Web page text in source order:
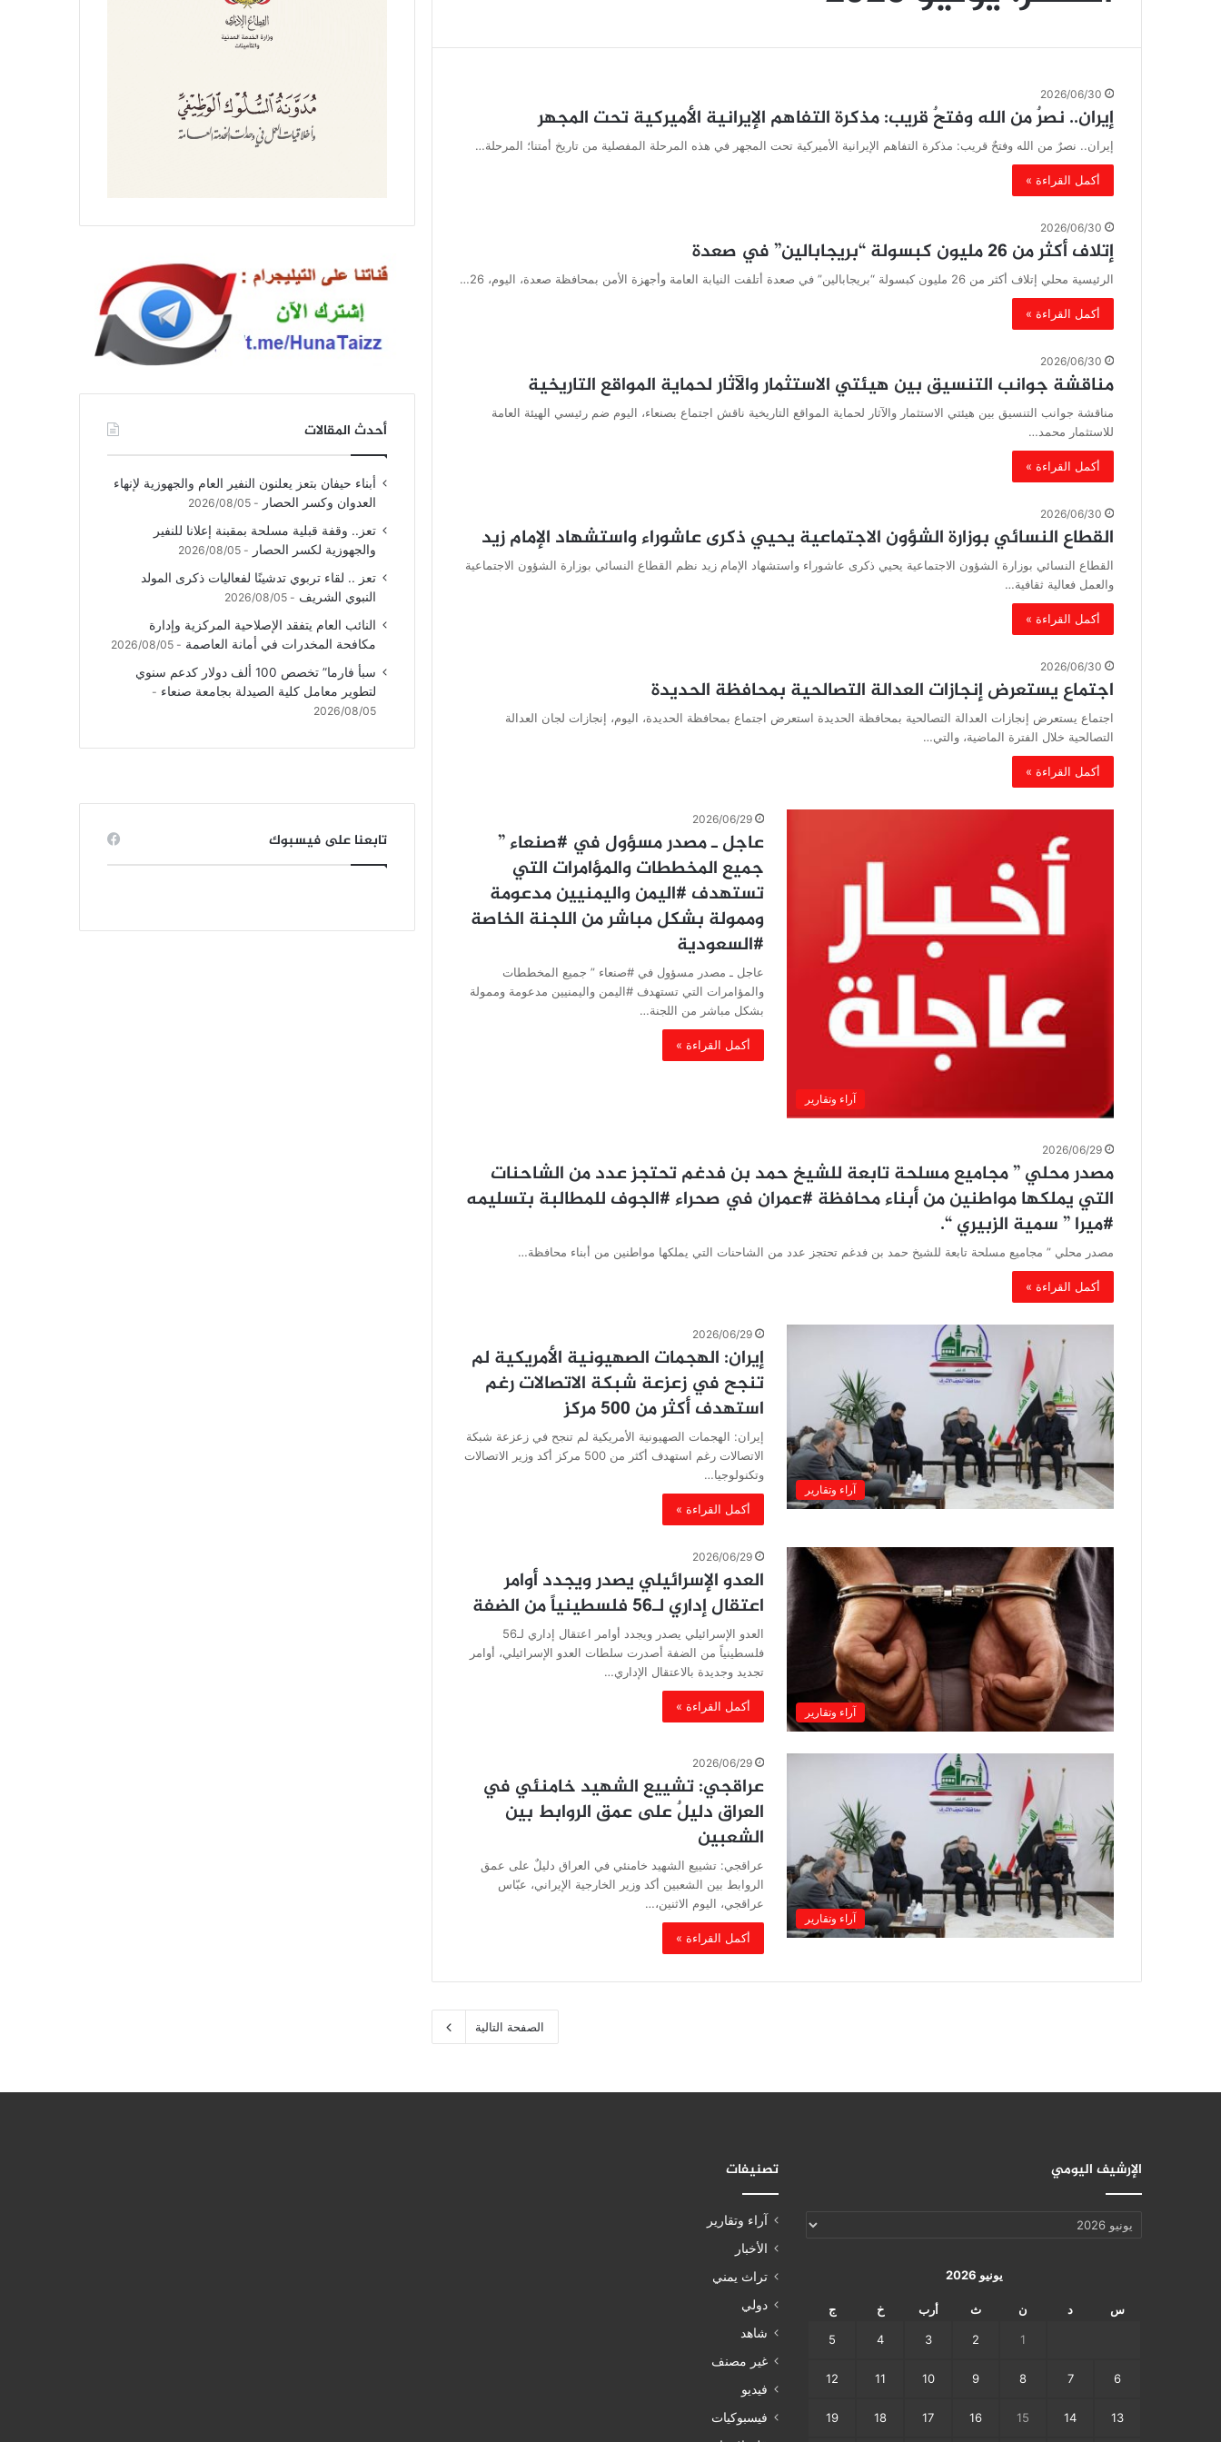
2026/06/30
إيران.. نصرٌ من الله وفتحٌ قريب: مذكرة التفاهم الإيرانية الأميركية تحت المجهر
إيران.. نصرٌ من الله وفتحٌ قريب: مذكرة التفاهم الإيرانية الأميركية تحت المجهر في هذه المرحلة المفصلية من تاريخ أمتنا؛ المرحلة…
أكمل القراءة »
2026/06/30
إتلاف أكثر من 26 مليون كبسولة “بريجابالين” في صعدة
الرئيسية محلي إتلاف أكثر من 26 مليون كبسولة “بريجابالين” في صعدة أتلفت النيابة العامة وأجهزة الأمن بمحافظة صعدة، اليوم، 26…
أكمل القراءة »
2026/06/30
مناقشة جوانب التنسيق بين هيئتي الاستثمار والآثار لحماية المواقع التاريخية
مناقشة جوانب التنسيق بين هيئتي الاستثمار والآثار لحماية المواقع التاريخية ناقش اجتماع بصنعاء، اليوم ضم رئيسي الهيئة العامة
للاستثمار محمد…
أكمل القراءة »
2026/06/30
القطاع النسائي بوزارة الشؤون الاجتماعية يحيي ذكرى عاشوراء واستشهاد الإمام زيد
القطاع النسائي بوزارة الشؤون الاجتماعية يحيي ذكرى عاشوراء واستشهاد الإمام زيد نظم القطاع النسائي بوزارة الشؤون الاجتماعية
والعمل فعالية ثقافية…
أكمل القراءة »
2026/06/30
اجتماع يستعرض إنجازات العدالة التصالحية بمحافظة الحديدة
اجتماع يستعرض إنجازات العدالة التصالحية بمحافظة الحديدة استعرض اجتماع بمحافظة الحديدة، اليوم، إنجازات لجان العدالة
التصالحية خلال الفترة الماضية، والتي…
أكمل القراءة »
آراء وتقارير
2026/06/29
عاجل ـ مصدر مسؤول في #صنعاء ”
جميع المخططات والمؤامرات التي
تستهدف #اليمن واليمنيين مدعومة
وممولة بشكل مباشر من اللجنة الخاصة
#السعودية
عاجل ـ مصدر مسؤول في #صنعاء ” جميع المخططات
والمؤامرات التي تستهدف #اليمن واليمنيين مدعومة وممولة
بشكل مباشر من اللجنة…
أكمل القراءة »
2026/06/29
مصدر محلي ” مجاميع مسلحة تابعة للشيخ حمد بن فدغم تحتجز عدد من الشاحنات
التي يملكها مواطنين من أبناء محافظة #عمران في صحراء #الجوف للمطالبة بتسليمه
#ميرا ” سمية الزبيري “.
مصدر محلي ” مجاميع مسلحة تابعة للشيخ حمد بن فدغم تحتجز عدد من الشاحنات التي يملكها مواطنين من أبناء محافظة…
أكمل القراءة »
آراء وتقارير
2026/06/29
إيران: الهجمات الصهيونية الأمريكية لم
تنجح في زعزعة شبكة الاتصالات رغم
استهدف أكثر من 500 مركز
إيران: الهجمات الصهيونية الأمريكية لم تنجح في زعزعة شبكة
الاتصالات رغم استهدف أكثر من 500 مركز أكد وزير الاتصالات
وتكنولوجيا…
أكمل القراءة »
آراء وتقارير
2026/06/29
العدو الإسرائيلي يصدر ويجدد أوامر
اعتقال إداري لـ56 فلسطينياً من الضفة
العدو الإسرائيلي يصدر ويجدد أوامر اعتقال إداري لـ56
فلسطينياً من الضفة أصدرت سلطات العدو الإسرائيلي، أوامر
تجديد وجديدة بالاعتقال الإداري…
أكمل القراءة »
آراء وتقارير
2026/06/29
عراقجي: تشييع الشهيد خامنئي في
العراق دليلٌ على عمق الروابط بين
الشعبين
عراقجي: تشييع الشهيد خامنئي في العراق دليلٌ على عمق
الروابط بين الشعبين أكد وزير الخارجية الإيراني، عبّاس
عراقجي، اليوم الاثنين،…
أكمل القراءة »
الصفحة التالية
أحدث المقالات
أبناء حيفان بتعز يعلنون النفير العام والجهوزية لإنهاء
العدوان وكسر الحصار
2026/08/05
تعز.. وقفة قبلية مسلحة بمقبنة إعلانا للنفير
والجهوزية لكسر الحصار
2026/08/05
تعز .. لقاء تربوي تدشينًا لفعاليات ذكرى المولد
النبوي الشريف
2026/08/05
النائب العام يتفقد الإصلاحية المركزية وإدارة
مكافحة المخدرات في أمانة العاصمة
2026/08/05
سبأ فارما” تخصص 100 ألف دولار كدعم سنوي
لتطوير معامل كلية الصيدلة بجامعة صنعاء
2026/08/05
تابعنا على فيسبوك
الإرشيف اليومي
الإرشيف
يونيو 2026
س د ن ث أرب خ ج
1
2
3
4
5
6
7
8
9
10
11
12
13
14
15
16
17
18
19
تصنيفات
آراء وتقارير
الأخبار
تراث يمني
دولي
شاهد
غير مصنف
فيديو
فيسبوكيات